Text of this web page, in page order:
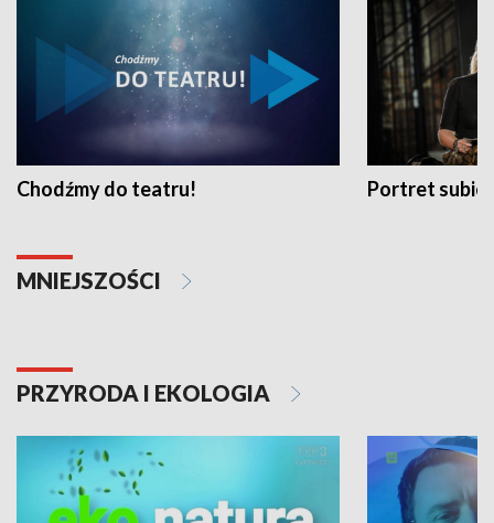
Chodźmy do teatru! Portret
MNIEJSZOŚCI
PRZYRODA I EKOLOGIA